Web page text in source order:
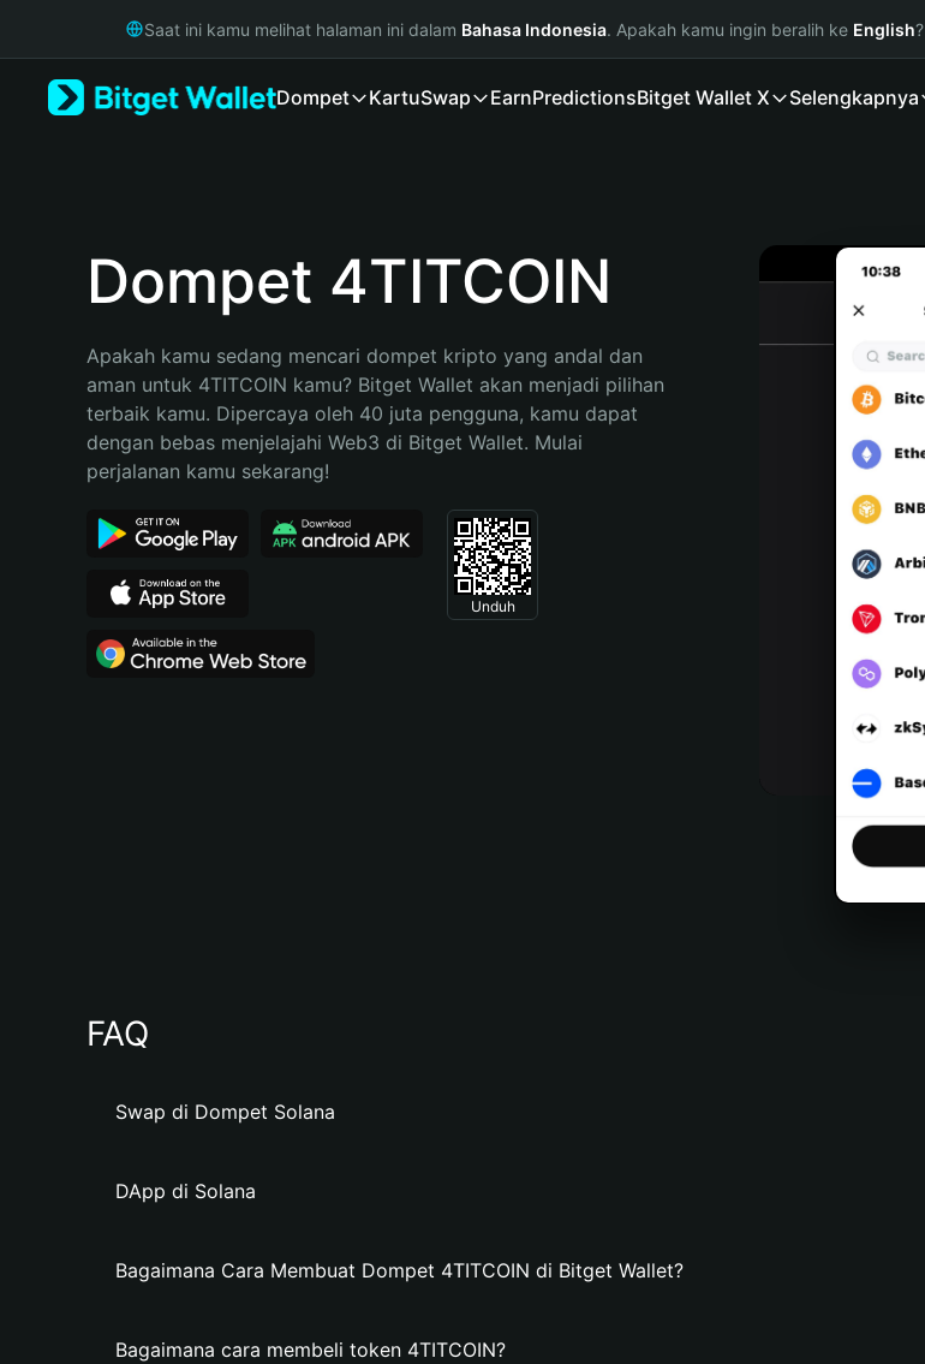
Русский
Bahasa Indonesia
Español (Argentina)
Saat ini kamu melihat halaman ini dalam Bahasa Indonesia. Apakah kamu ingin beralih ke English?
Dompet KartuSwap EarnPredictionsBitget Wallet X Selengkapnya
Dompet 4TITCOIN
Apakah kamu sedang mencari dompet kripto yang andal dan
aman untuk 4TITCOIN kamu? Bitget Wallet akan menjadi pilihan
terbaik kamu. Dipercaya oleh 40 juta pengguna, kamu dapat
dengan bebas menjelajahi Web3 di Bitget Wallet. Mulai
perjalanan kamu sekarang!
Unduh
FAQ
Swap di Dompet Solana
DApp di Solana
Bagaimana Cara Membuat Dompet 4TITCOIN di Bitget Wallet?
Bagaimana cara membeli token 4TITCOIN?